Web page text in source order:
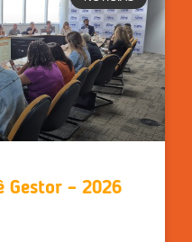
Gestor – 2026